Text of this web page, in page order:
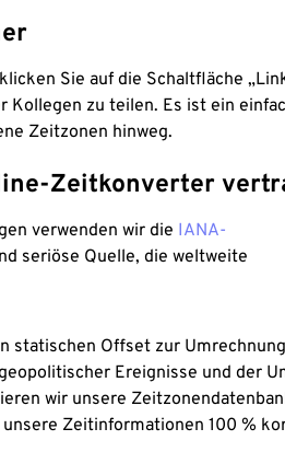
Sie auf die Schaltfläche
zu teilen. Es ist ein
Zeitzonen hinweg.
Zeitkonverter
verwenden wir die IANA-
seriöse Quelle, die weltweite
statischen Offset zur
Ereignisse und der
wir unsere
Zeitinformationen 100 %